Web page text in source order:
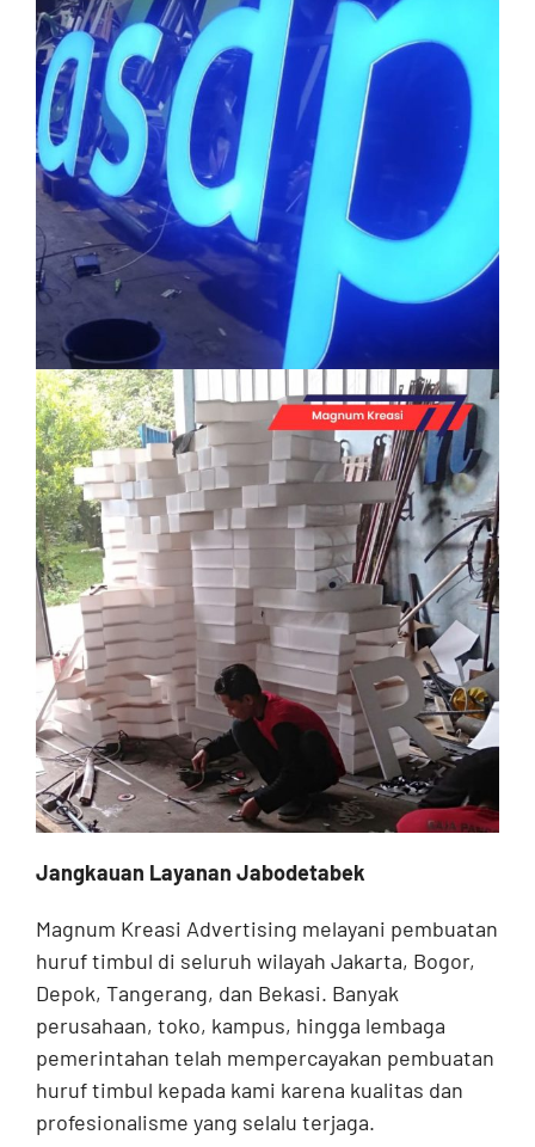
Jangkauan Layanan Jabodetabek
Magnum Kreasi Advertising melayani pembuatan
huruf timbul di seluruh wilayah Jakarta, Bogor,
Depok, Tangerang, dan Bekasi. Banyak
perusahaan, toko, kampus, hingga lembaga
pemerintahan telah mempercayakan pembuatan
huruf timbul kepada kami karena kualitas dan
profesionalisme yang selalu terjaga.